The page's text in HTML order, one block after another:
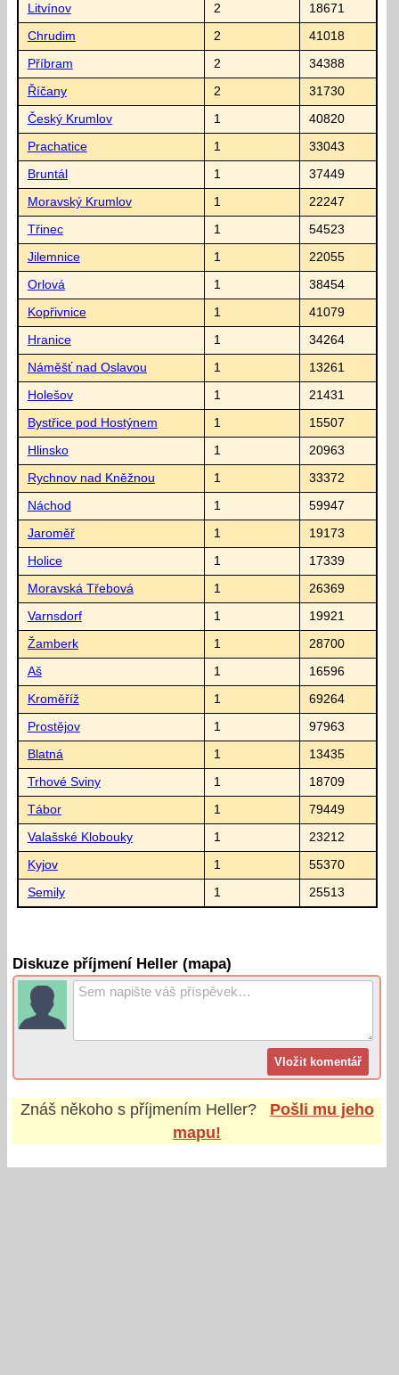
Litvínov 2 18671
Chrudim 2 41018
Příbram 2 34388
Říčany 2 31730
Český Krumlov 1 40820
Prachatice 1 33043
Bruntál 1 37449
Moravský Krumlov 1 22247
Třinec 1 54523
Jilemnice 1 22055
Orlová 1 38454
Kopřivnice 1 41079
Hranice 1 34264
Náměšť nad Oslavou 1 13261
Holešov 1 21431
Bystřice pod Hostýnem 1 15507
Hlinsko 1 20963
Rychnov nad Kněžnou 1 33372
Náchod 1 59947
Jaroměř 1 19173
Holice 1 17339
Moravská Třebová 1 26369
Varnsdorf 1 19921
Žamberk 1 28700
Aš 1 16596
Kroměříž 1 69264
Prostějov 1 97963
Blatná 1 13435
Trhové Sviny 1 18709
Tábor 1 79449
Valašské Klobouky 1 23212
Kyjov 1 55370
Semily 1 25513
Diskuze příjmení Heller (mapa)
Znáš někoho s příjmením Heller?
Pošli mu jeho
mapu!